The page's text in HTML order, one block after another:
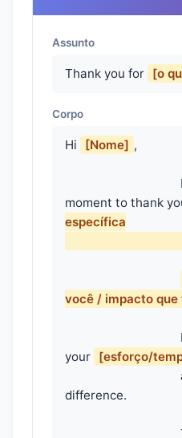
Assunto
Thank you for [o
Corpo
Hi [Nome] ,
moment to thank
específica
você / impacto que
your [esforço/
difference.